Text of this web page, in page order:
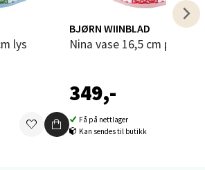
BJØRN WIINBLAD
Nina vase 16,5 cm pink/
349,-
Få på nettlager
Kan sendes til butikk